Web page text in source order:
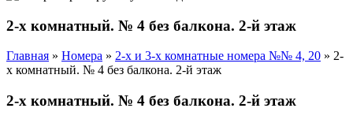
2-х комнатный. № 4 без балкона. 2-й этаж
Главная » Номера » 2-х и 3-х комнатные номера №№ 4, 20 » 2-
х комнатный. № 4 без балкона. 2-й этаж
2-х комнатный. № 4 без балкона. 2-й этаж